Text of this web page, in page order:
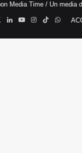
Media Time / Un media
X LinkedinYouTubeInstagram
TikTok